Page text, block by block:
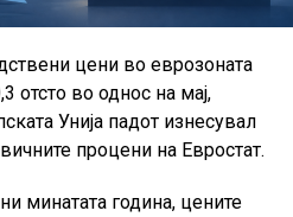
и за стартапи.
остануваат посветени на
коморски систем,
и поголема
цени во еврозоната
отсто во однос на мај,
Унија падот изнесувал
процени на Евростат.
минатата година, цените